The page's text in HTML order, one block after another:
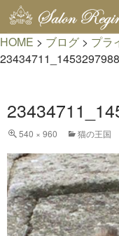
検
索
HOME > ブログ > プラ
540 × 960 猫の王国